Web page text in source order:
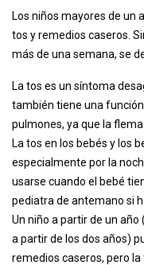
Los niños mayores de un
tos y remedios caseros.
más de una semana, se
La tos es un síntoma
también tiene una
pulmones, ya que la
La tos en los bebés y los
especialmente por la
usarse cuando el bebé
pediatra de antemano si
Un niño a partir de un
a partir de los dos años)
remedios caseros, pero